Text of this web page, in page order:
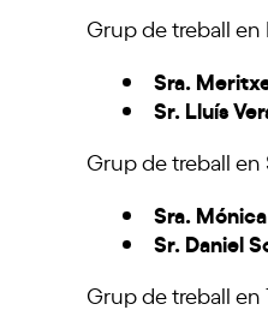
Grup de treball
Sra.
Sr. Lluís
Grup de treball en
Sra.
Sr. Daniel
Grup de treball en